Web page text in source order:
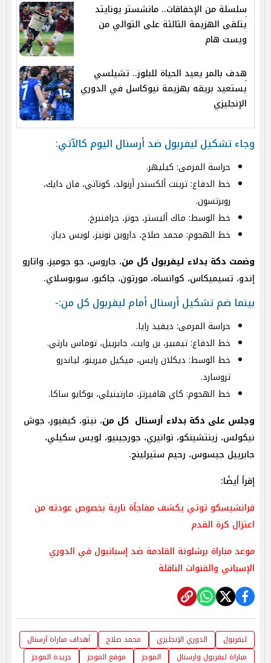
سلسلة من الإخفاقات.. مانشستر يونايتد
يتلقى الهزيمة الثالثة على التوالي من
ويست هام
هدف بالمر يعيد الحياة للبلوز.. تشيلسي
يستعيد بريقه بهزيمة نيوكاسل في الدوري
الإنجليزي
وجاء تشكيل ليفربول ضد أرسنال اليوم كالآتي:
حراسة المرمى: كيليهر.
خط الدفاع: ترينت ألكسندر أرنولد، كوناتي، فان دايك،
روبرتسون.
خط الوسط: ماك أليستر، جونز، جرافنبرخ.
خط الهجوم: محمد صلاح، داروين نونيز، لويس دياز.
وضمت دكة بدلاء ليفربول كل من، جاروس، جو جوميز، واتارو
إندو، تسيميكاس، كوانساه، مورتون، جاكبو، سوبوسلاي.
بينما ضم تشكيل أرسنال أمام ليفربول كل من:-
حراسة المرمى: ديفيد رايا.
خط الدفاع: تيمبير، بن وايت، جابرييل، توماس بارتي.
خط الوسط: ديكلان رايس، ميكيل ميرينو، لياندرو
تروسارد.
خط الهجوم: كاي هافيرتز، مارتينيلي، بوكايو ساكا.
وجلس على دكة بدلاء أرسنال كل من، نيتو، كيفيور، جوش
نيكولس، زينتشينكو، نوانيري، جورجينيو، لويس سكيلي،
جابرييل جيسوس، رحيم ستيرلينج.
إقرأ أيضًا:
فرانشيسكو توتي يكشف مفاجأة نارية بخصوص عودته من
اعتزال كرة القدم
موعد مباراة برشلونة القادمة ضد إسبانيول في الدوري
الإسباني والقنوات الناقلة
ليفربول الدوري الإنجليزي محمد صلاح
أهداف مباراة آرسنال
مباراة ليفربول وارسنال
الموجز موقع الموجز جريدة الموجز